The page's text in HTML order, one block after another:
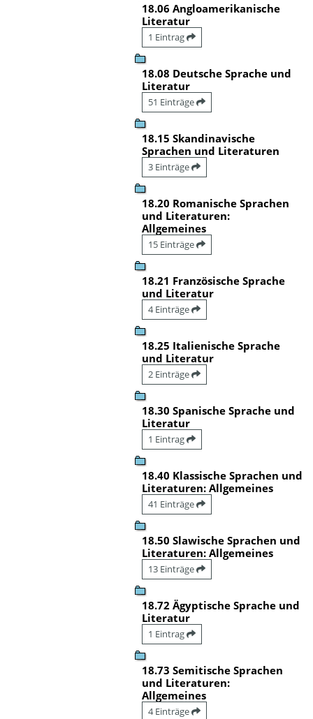
18.06 Angloamerikanische
Literatur
1 Eintrag
18.08 Deutsche Sprache und
Literatur
51 Einträge
18.15 Skandinavische
Sprachen und Literaturen
3 Einträge
18.20 Romanische Sprachen
und Literaturen:
Allgemeines
15 Einträge
18.21 Französische Sprache
und Literatur
4 Einträge
18.25 Italienische Sprache
und Literatur
2 Einträge
18.30 Spanische Sprache und
Literatur
1 Eintrag
18.40 Klassische Sprachen und
Literaturen: Allgemeines
41 Einträge
18.50 Slawische Sprachen und
Literaturen: Allgemeines
13 Einträge
18.72 Ägyptische Sprache und
Literatur
1 Eintrag
18.73 Semitische Sprachen
und Literaturen:
Allgemeines
4 Einträge